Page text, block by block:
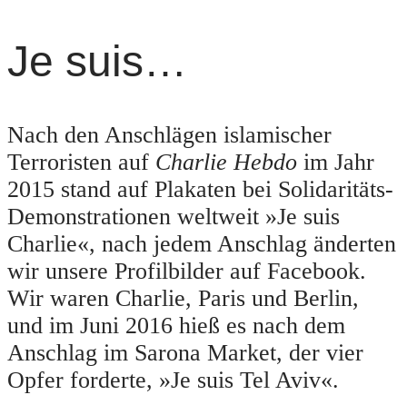
Je suis…
Nach den Anschlägen islamischer
Terroristen auf Charlie Hebdo im Jahr
2015 stand auf Plakaten bei Solidaritäts-
Demonstrationen weltweit »Je suis
Charlie«, nach jedem Anschlag änderten
wir unsere Profilbilder auf Facebook.
Wir waren Charlie, Paris und Berlin,
und im Juni 2016 hieß es nach dem
Anschlag im Sarona Market, der vier
Opfer forderte, »Je suis Tel Aviv«.